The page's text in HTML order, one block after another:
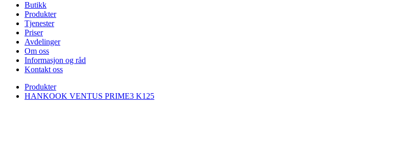
Butikk
Produkter
Tjenester
Priser
Avdelinger
Om oss
Informasjon og råd
Kontakt oss
Produkter
HANKOOK VENTUS PRIME3 K125